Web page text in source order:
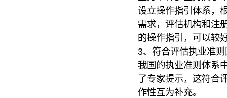
设立操作指引体系，
需求，评估机构和注
的操作指引，可以较
3、符合评估执业准
我国的执业准则体系
了专家提示，这符合
作性互为补充。